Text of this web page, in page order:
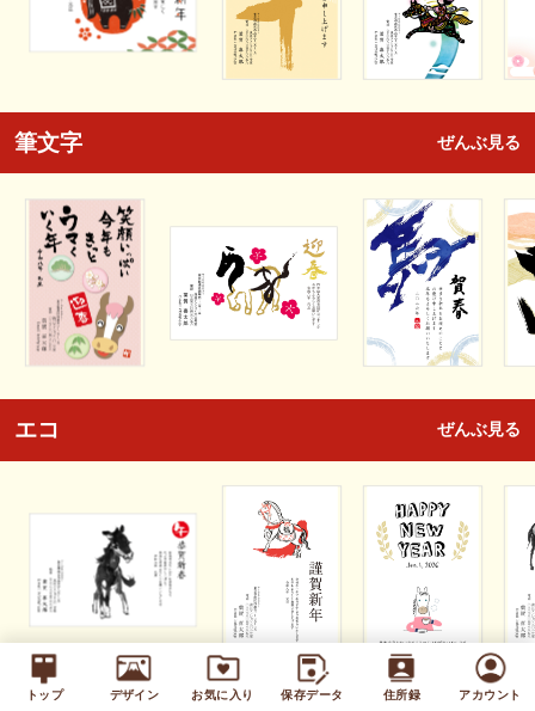
トップ デザイン お気に入り 保存データ 住所録 アカウント
筆文字 ぜんぶ見る
エコ ぜんぶ見る